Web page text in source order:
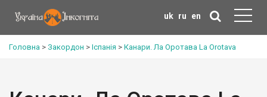
uk ru en
Головна > Закордон > Іспанія > Канари. Ла Оротава La Orotava